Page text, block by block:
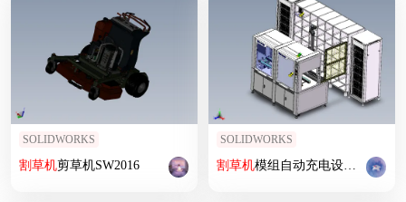
SOLIDWORKS
割草机剪草机SW2016
SOLIDWORKS
割草机模组自动充电设备 sw24